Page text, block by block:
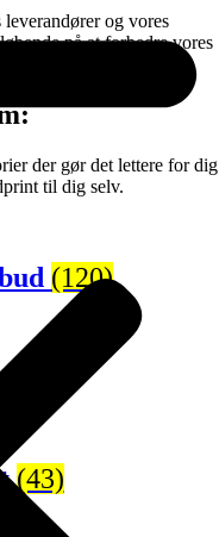
leverandører og vores
på at forbedre vores
der gør det lettere for dig
til dig selv.
(120)
(43)